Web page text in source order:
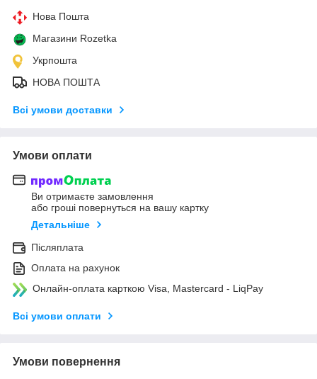
Нова Пошта
Магазини Rozetka
Укрпошта
НОВА ПОШТА
Всі умови доставки
Умови оплати
Ви отримаєте замовлення
або гроші повернуться на вашу картку
Детальніше
Післяплата
Оплата на рахунок
Онлайн-оплата карткою Visa, Mastercard - LiqPay
Всі умови оплати
Умови повернення